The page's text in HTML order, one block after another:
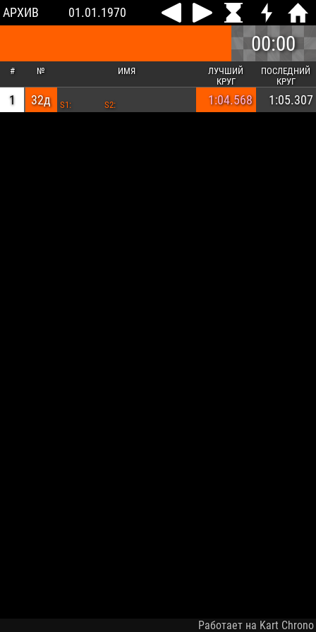
АРХИВ 01.01.1970
00:00
# № ИМЯ
ЛУЧШИЙ
КРУГ
ПОСЛЕДНИЙ
КРУГ
1 32д S1: S2: 1:04.568 1:05.307
Работает на Kart Chrono